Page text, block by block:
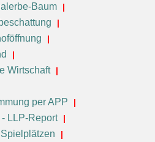
Baum
Wirtschaft
per APP
- LLP-Report